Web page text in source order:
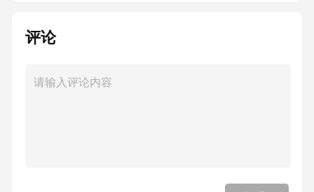
准的实施，有助于提高疗养院行业的整体水
评论